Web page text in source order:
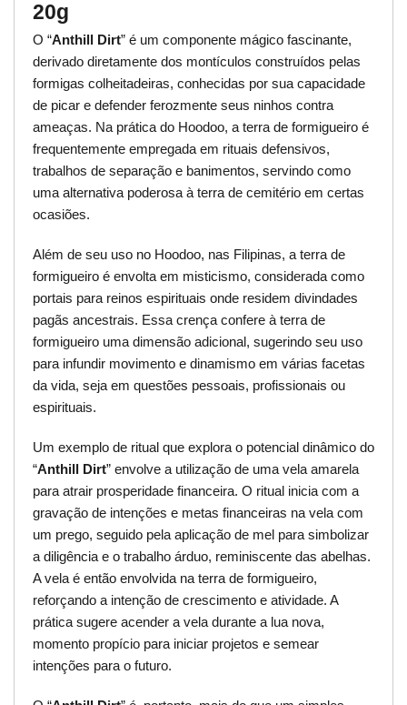
20g
O “Anthill Dirt” é um componente mágico fascinante,
derivado diretamente dos montículos construídos pelas
formigas colheitadeiras, conhecidas por sua capacidade
de picar e defender ferozmente seus ninhos contra
ameaças. Na prática do Hoodoo, a terra de formigueiro é
frequentemente empregada em rituais defensivos,
trabalhos de separação e banimentos, servindo como
uma alternativa poderosa à terra de cemitério em certas
ocasiões.
Além de seu uso no Hoodoo, nas Filipinas, a terra de
formigueiro é envolta em misticismo, considerada como
portais para reinos espirituais onde residem divindades
pagãs ancestrais. Essa crença confere à terra de
formigueiro uma dimensão adicional, sugerindo seu uso
para infundir movimento e dinamismo em várias facetas
da vida, seja em questões pessoais, profissionais ou
espirituais.
Um exemplo de ritual que explora o potencial dinâmico do
“Anthill Dirt” envolve a utilização de uma vela amarela
para atrair prosperidade financeira. O ritual inicia com a
gravação de intenções e metas financeiras na vela com
um prego, seguido pela aplicação de mel para simbolizar
a diligência e o trabalho árduo, reminiscente das abelhas.
A vela é então envolvida na terra de formigueiro,
reforçando a intenção de crescimento e atividade. A
prática sugere acender a vela durante a lua nova,
momento propício para iniciar projetos e semear
intenções para o futuro.